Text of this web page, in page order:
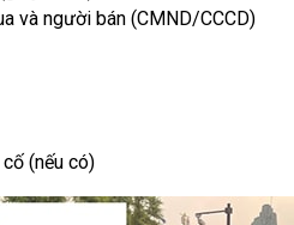
và người bán (CMND/CCCD)
cố (nếu có)